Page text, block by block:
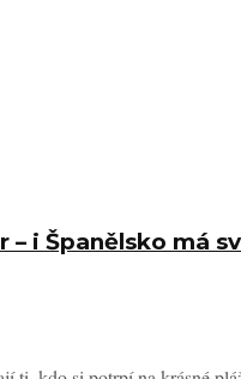
– i Španělsko má